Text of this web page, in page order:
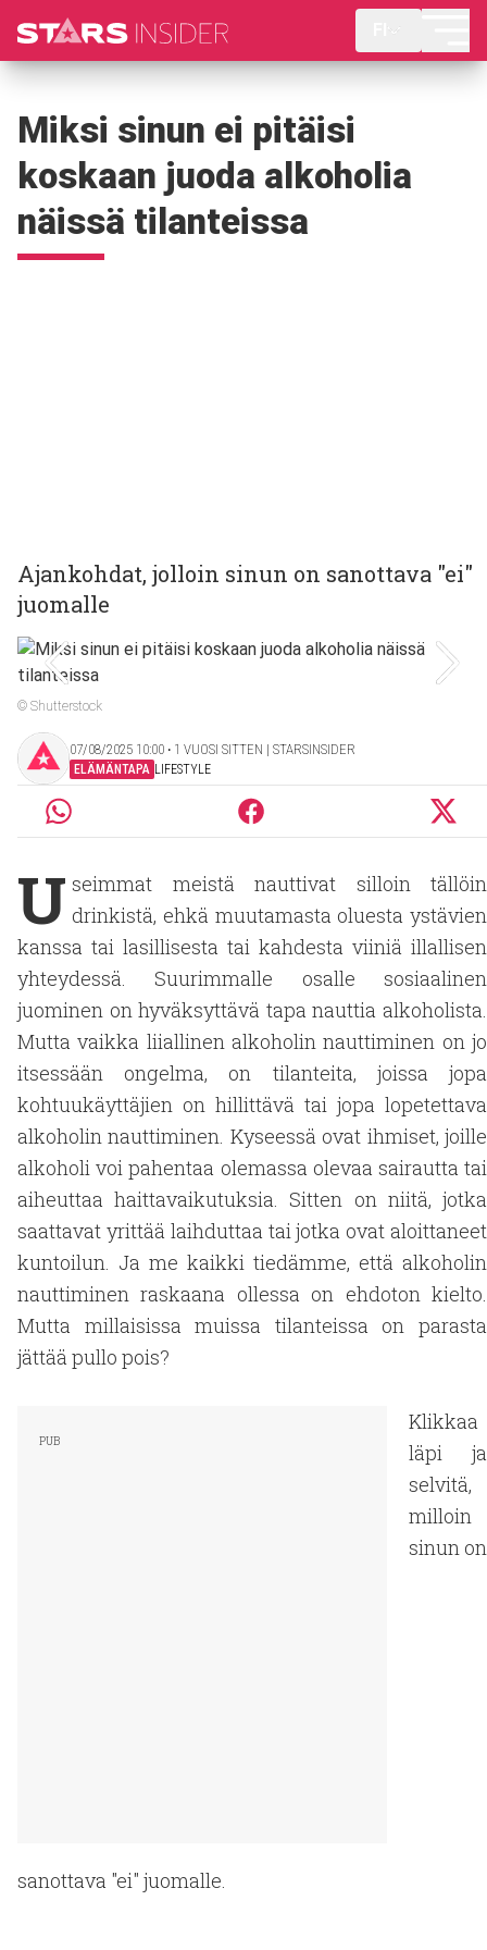
Miksi sinun ei pitäisi
koskaan juoda alkoholia
näissä tilanteissa
Ajankohdat, jolloin sinun on sanottava "ei"
juomalle
© Shutterstock
07/08/2025 10:00 ‧ 1 VUOSI SITTEN | STARSINSIDER
ELÄMÄNTAPA LIFESTYLE
U seimmat meistä nauttivat silloin tällöin
drinkistä, ehkä muutamasta oluesta ystävien
kanssa tai lasillisesta tai kahdesta viiniä illallisen
yhteydessä. Suurimmalle osalle sosiaalinen
juominen on hyväksyttävä tapa nauttia alkoholista.
Mutta vaikka liiallinen alkoholin nauttiminen on jo
itsessään ongelma, on tilanteita, joissa jopa
kohtuukäyttäjien on hillittävä tai jopa lopetettava
alkoholin nauttiminen. Kyseessä ovat ihmiset, joille
alkoholi voi pahentaa olemassa olevaa sairautta tai
aiheuttaa haittavaikutuksia. Sitten on niitä, jotka
saattavat yrittää laihduttaa tai jotka ovat aloittaneet
kuntoilun. Ja me kaikki tiedämme, että alkoholin
nauttiminen raskaana ollessa on ehdoton kielto.
Mutta millaisissa muissa tilanteissa on parasta
jättää pullo pois?
Klikkaa
läpi ja
selvitä,
milloin
sinun on
sanottava "ei" juomalle.